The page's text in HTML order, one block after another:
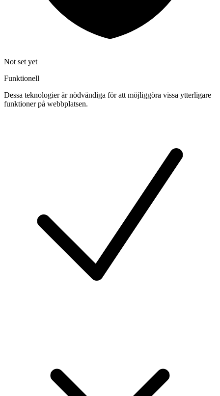
Not set yet
Funktionell
Dessa teknologier är nödvändiga för att möjliggöra vissa ytterligare
funktioner på webbplatsen.